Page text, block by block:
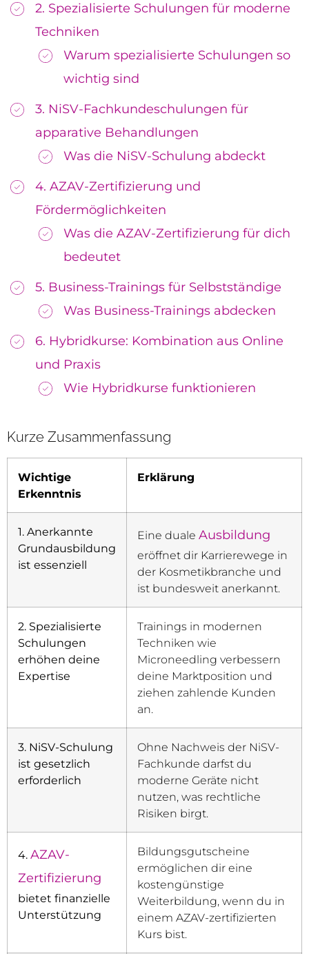
2. Spezialisierte Schulungen für moderne
Techniken
Warum spezialisierte Schulungen so
wichtig sind
3. NiSV-Fachkundeschulungen für
apparative Behandlungen
Was die NiSV-Schulung abdeckt
4. AZAV-Zertifizierung und
Fördermöglichkeiten
Was die AZAV-Zertifizierung für dich
bedeutet
5. Business-Trainings für Selbstständige
Was Business-Trainings abdecken
6. Hybridkurse: Kombination aus Online
und Praxis
Wie Hybridkurse funktionieren
Kurze Zusammenfassung
Wichtige
Erkenntnis
Erklärung
1. Anerkannte
Grundausbildung
ist essenziell
Eine duale Ausbildung
eröffnet dir Karrierewege in
der Kosmetikbranche und
ist bundesweit anerkannt.
2. Spezialisierte
Schulungen
erhöhen deine
Expertise
Trainings in modernen
Techniken wie
Microneedling verbessern
deine Marktposition und
ziehen zahlende Kunden
an.
3. NiSV-Schulung
ist gesetzlich
erforderlich
Ohne Nachweis der NiSV-
Fachkunde darfst du
moderne Geräte nicht
nutzen, was rechtliche
Risiken birgt.
4. AZAV-
Zertifizierung
bietet finanzielle
Unterstützung
Bildungsgutscheine
ermöglichen dir eine
kostengünstige
Weiterbildung, wenn du in
einem AZAV-zertifizierten
Kurs bist.